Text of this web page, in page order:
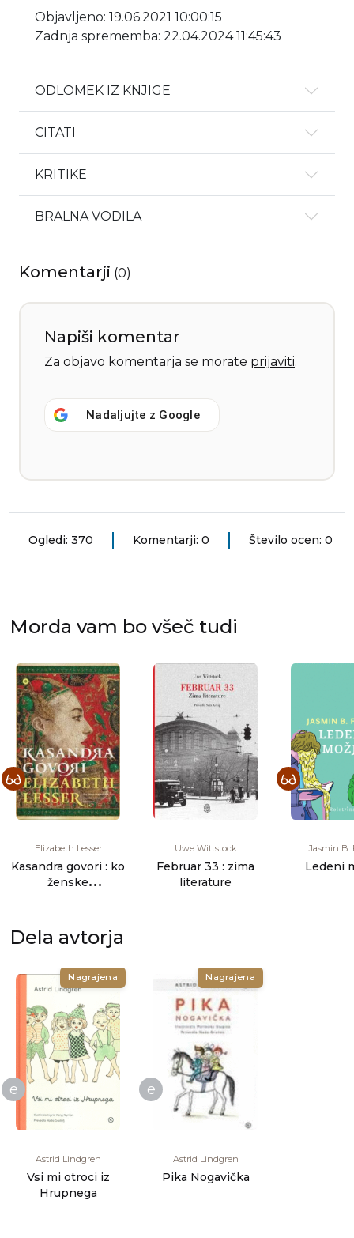
Objavljeno: 19.06.2021 10:00:15
Zadnja sprememba: 22.04.2024 11:45:43
ODLOMEK IZ KNJIGE
CITATI
KRITIKE
BRALNA VODILA
Komentarji (0)
Napiši komentar
Za objavo komentarja se morate prijaviti.
Nadaljujte z Google
Ogledi: 370 Komentarji: 0 Število ocen: 0
Morda vam bo všeč tudi
Elizabeth Lesser
Kasandra govori : ko
ženske
Uwe Wittstock
Februar 33 : zima
literature
Jasmin B.
Ledeni
Dela avtorja
Nagrajena
e
Astrid Lindgren
Vsi mi otroci iz
Hrupnega
Nagrajena
e
Astrid Lindgren
Pika Nogavička